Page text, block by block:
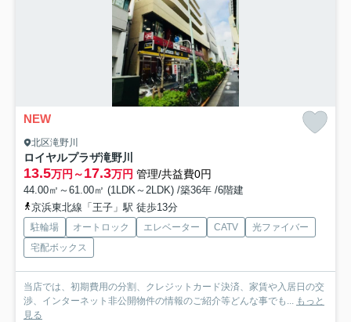
NEW
北区滝野川
ロイヤルプラザ滝野川
13.5万円～17.3万円 管理/共益費0円
44.00㎡～61.00㎡ (1LDK～2LDK) /築36年 /6階建
京浜東北線「王子」駅 徒歩13分
駐輪場 オートロック エレベーター CATV
光ファイバー
宅配ボックス
当店では、初期費用の分割、クレジットカード決済、家賃や入居日の交
渉、インターネット非公開物件の情報のご紹介等どんな事でも... もっと
見る